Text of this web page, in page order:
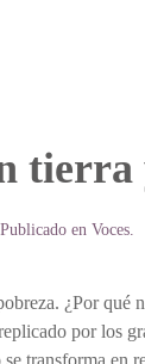
en Voces.
¿Por qué
por los
transforma en